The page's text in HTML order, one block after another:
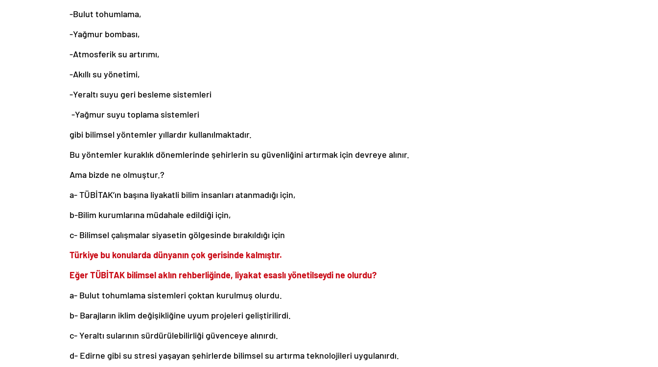
-Bulut tohumlama,
-Yağmur bombası,
-Atmosferik su artırımı,
-Akıllı su yönetimi,
-Yeraltı suyu geri besleme sistemleri
-Yağmur suyu toplama sistemleri
gibi bilimsel yöntemler yıllardır kullanılmaktadır.
Bu yöntemler kuraklık dönemlerinde şehirlerin su güvenliğini artırmak için devreye alınır.
Ama bizde ne olmuştur.?
a- TÜBİTAK’ın başına liyakatli bilim insanları atanmadığı için,
b-Bilim kurumlarına müdahale edildiği için,
c- Bilimsel çalışmalar siyasetin gölgesinde bırakıldığı için
Türkiye bu konularda dünyanın çok gerisinde kalmıştır.
Eğer TÜBİTAK bilimsel aklın rehberliğinde, liyakat esaslı yönetilseydi ne olurdu?
a- Bulut tohumlama sistemleri çoktan kurulmuş olurdu.
b- Barajların iklim değişikliğine uyum projeleri geliştirilirdi.
c- Yeraltı sularının sürdürülebilirliği güvenceye alınırdı.
d- Edirne gibi su stresi yaşayan şehirlerde bilimsel su artırma teknolojileri uygulanırdı.